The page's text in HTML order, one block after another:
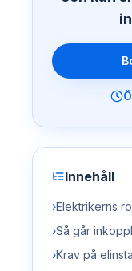
Innehåll
›Elektrikerns
›Så går
›Krav på